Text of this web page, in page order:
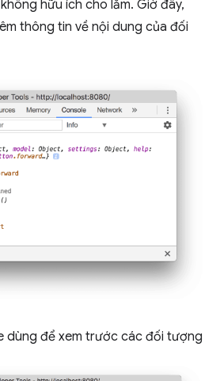
hữu ích cho lắm. Giờ đây,
thông tin về nội dung của đối
dùng để xem trước các đối tượng